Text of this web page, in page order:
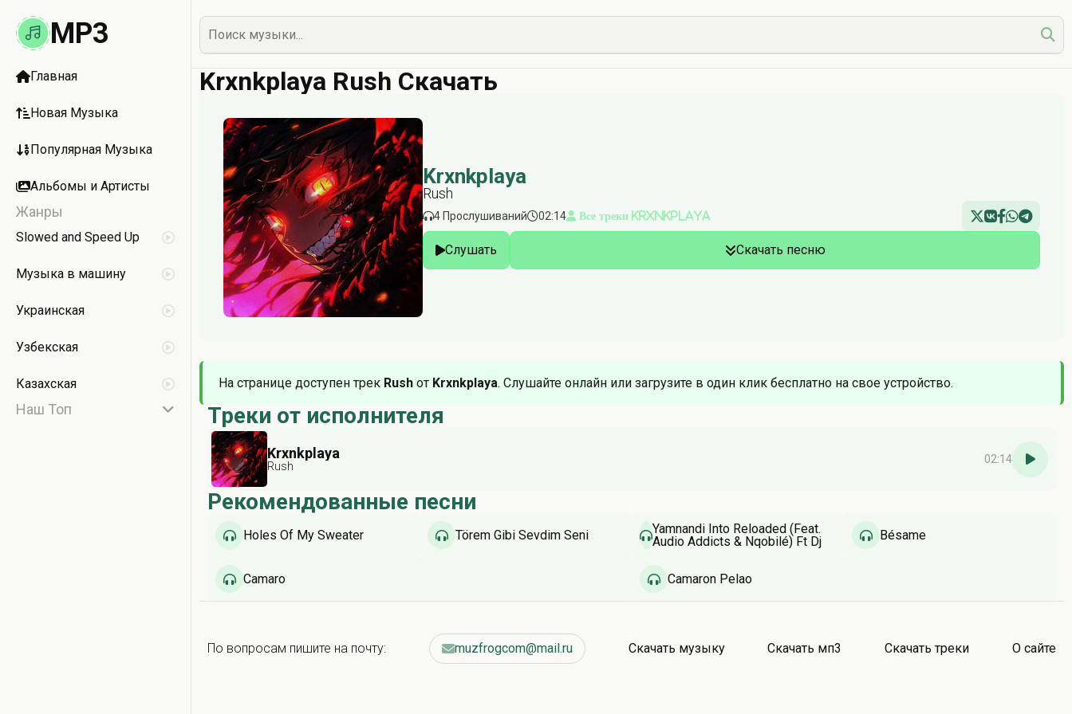
MP3
Главная
Новая Музыка
Популярная Музыка
Альбомы и Артисты
Жанры
Slowed and Speed Up
Музыка в машину
Украинская
Узбекская
Казахская
Наш Топ
Krxnkplaya Rush Скачать
Krxnkplaya
Rush
4 Прослушиваний 02:14 Все треки Krxnkplaya
Слушать Скачать песню
На странице доступен трек Rush от Krxnkplaya. Слушайте онлайн или загрузите в один клик бесплатно на свое устройство.
Треки от исполнителя
Krxnkplaya
Rush
02:14
Рекомендованные песни
Holes Of My Sweater Törem Gibi Sevdim Seni
Yamnandi Into Reloaded (Feat.
Audio Addicts & Nqobilé) Ft Dj
Bésame
Camaro Camaron Pelao
По вопросам пишите на почту: muzfrogcom@mail.ru Скачать музыку Скачать мп3 Скачать треки О сайте